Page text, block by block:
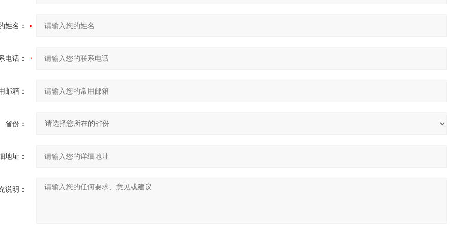
姓名：
电话：
邮箱：
省份：
地址：
说明：